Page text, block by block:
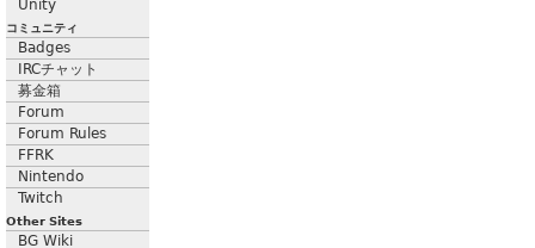
Unity
コミュニティ
Badges
IRCチャット
募金箱
Forum
Forum Rules
FFRK
Nintendo
Twitch
Other Sites
BG Wiki